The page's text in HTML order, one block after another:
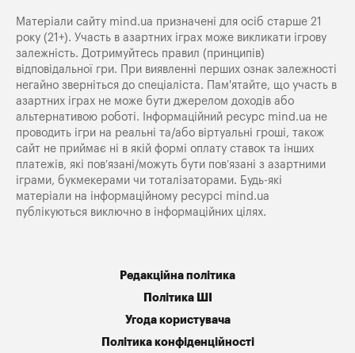
Матеріали сайту mind.ua призначені для осіб старше 21
року (21+). Участь в азартних іграх може викликати ігрову
залежність. Дотримуйтесь правил (принципів)
відповідальної гри. При виявленні перших ознак залежності
негайно зверніться до спеціаліста. Пам'ятайте, що участь в
азартних іграх не може бути джерелом доходів або
альтернативою роботі. Інформаційний ресурс mind.ua не
проводить ігри на реальні та/або віртуальні гроші, також
сайт не приймає ні в якій формі оплату ставок та інших
платежів, які пов’язані/можуть бути пов’язані з азартними
іграми, букмекерами чи тоталізаторами. Будь-які
матеріали на інформаційному ресурсі mind.ua
публікуються виключно в інформаційних цілях.
Редакційна політика
Політика ШІ
Угода користувача
Політика конфіденційності